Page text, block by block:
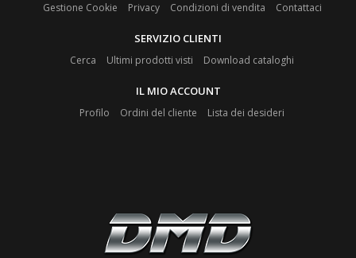
Gestione Cookie Privacy Condizioni di vendita Contattaci
SERVIZIO CLIENTI
Cerca Ultimi prodotti visti Download cataloghi
IL MIO ACCOUNT
Profilo Ordini del cliente Lista dei desideri